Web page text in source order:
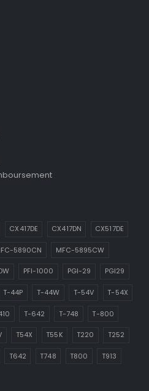
CX417DE CX417DN CX517DE
5890CN MFC-5895CW
PFI-1000 PGI-29 PGI29
T-44P T-44W T-54V T-54X
T-642 T-748 T-800
T54X T55K T220 T252
T642 T748 T800 T913